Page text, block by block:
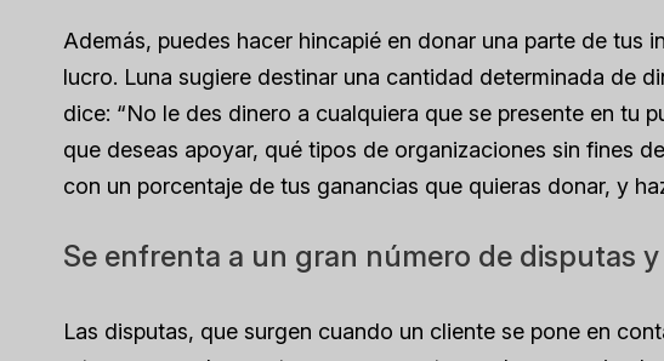
Además, puedes hacer hincapié en donar una parte de tus
lucro. Luna sugiere destinar una cantidad determinada de
dice: “No le des dinero a cualquiera que se presente en tu
que deseas apoyar, qué tipos de organizaciones sin fines
con un porcentaje de tus ganancias que quieras donar, y
Se enfrenta a un gran número de disputas
Las disputas, que surgen cuando un cliente se pone en